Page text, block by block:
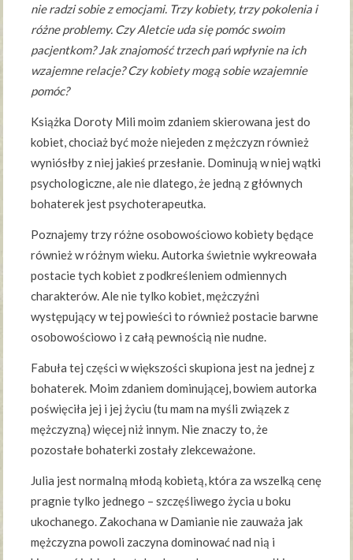
nie radzi sobie z emocjami. Trzy kobiety, trzy pokolenia i
różne problemy. Czy Aletcie uda się pomóc swoim
pacjentkom? Jak znajomość trzech pań wpłynie na ich
wzajemne relacje? Czy kobiety mogą sobie wzajemnie
pomóc?
Książka Doroty Mili moim zdaniem skierowana jest do
kobiet, chociaż być może niejeden z mężczyzn również
wyniósłby z niej jakieś przesłanie. Dominują w niej wątki
psychologiczne, ale nie dlatego, że jedną z głównych
bohaterek jest psychoterapeutka.
Poznajemy trzy różne osobowościowo kobiety będące
również w różnym wieku. Autorka świetnie wykreowała
postacie tych kobiet z podkreśleniem odmiennych
charakterów. Ale nie tylko kobiet, mężczyźni
występujący w tej powieści to również postacie barwne
osobowościowo i z całą pewnością nie nudne.
Fabuła tej części w większości skupiona jest na jednej z
bohaterek. Moim zdaniem dominującej, bowiem autorka
poświęciła jej i jej życiu (tu mam na myśli związek z
mężczyzną) więcej niż innym. Nie znaczy to, że
pozostałe bohaterki zostały zlekceważone.
Julia jest normalną młodą kobietą, która za wszelką cenę
pragnie tylko jednego – szczęśliwego życia u boku
ukochanego. Zakochana w Damianie nie zauważa jak
mężczyzna powoli zaczyna dominować nad nią i